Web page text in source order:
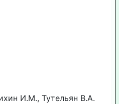
И.М., Тутельян В.А.